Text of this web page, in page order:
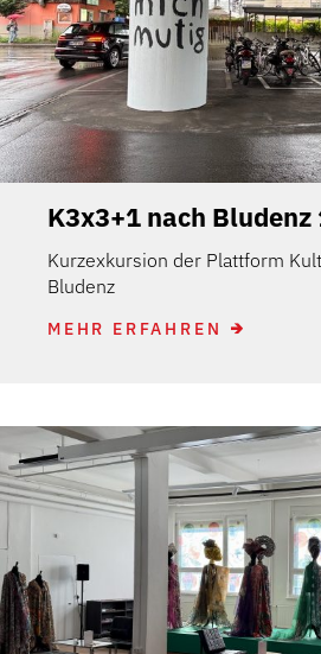
K3x3+1 nach
Kurzexkursion der Plattform
Bludenz
MEHR ERFAHREN